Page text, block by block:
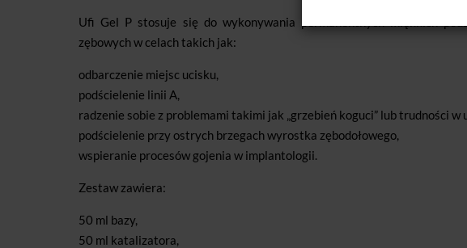
Ufi Gel P stosuje się do wykonywania permanentnych miękkich
zębowych w celach takich jak:
odbarczenie miejsc ucisku,
podścielenie linii A,
radzenie sobie z problemami takimi jak „grzebień koguci” lub trudności
podścielenie przy ostrych brzegach wyrostka zębodołowego,
wspieranie procesów gojenia w implantologii.
Zestaw zawiera:
50 ml bazy,
50 ml katalizatora,